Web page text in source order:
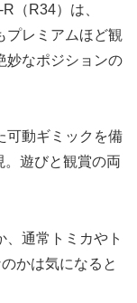
（R34）は、
プレミアムほど観
妙なポジションの
可動ギミックを備
。遊びと観賞の両
、通常トミカやト
かは気になると